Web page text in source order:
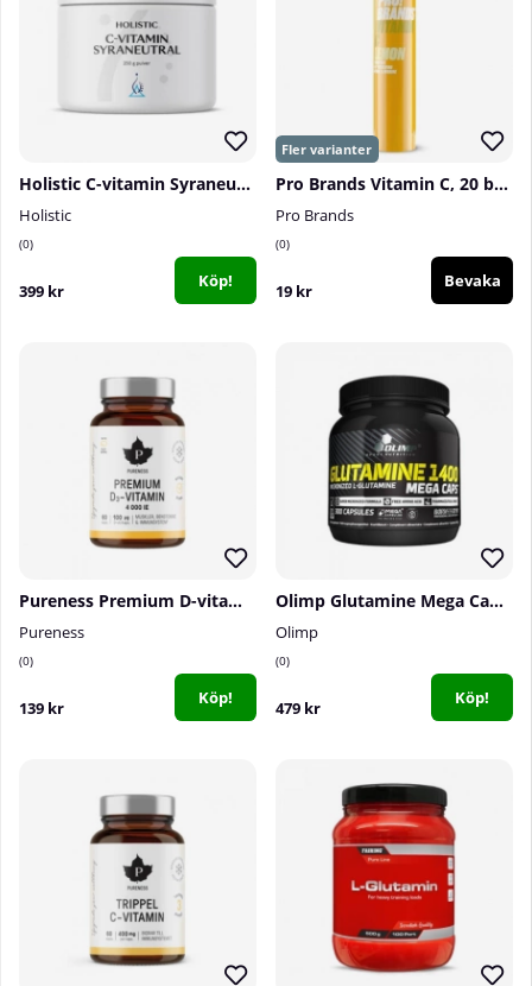
Holistic C-vitamin Syraneutral, 250 g
Holistic
0
399 kr Köp!
Pro Brands Vitamin C, 20 brustabletter
Pro Brands
0
19 kr Bevaka
Pureness Premium D-vitamin 4000 IE, 60 caps
Pureness
0
139 kr Köp!
Olimp Glutamine Mega Caps 1400, 300 caps
Olimp
0
479 kr Köp!